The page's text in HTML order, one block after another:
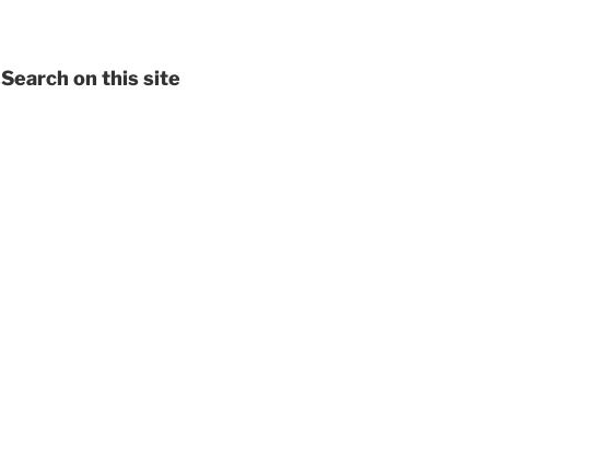
Search on this site